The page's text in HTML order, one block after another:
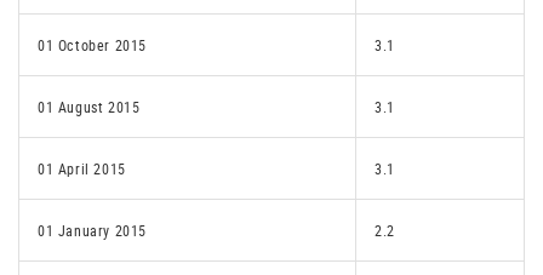
01 October 2015 3.1
01 August 2015 3.1
01 April 2015 3.1
01 January 2015 2.2